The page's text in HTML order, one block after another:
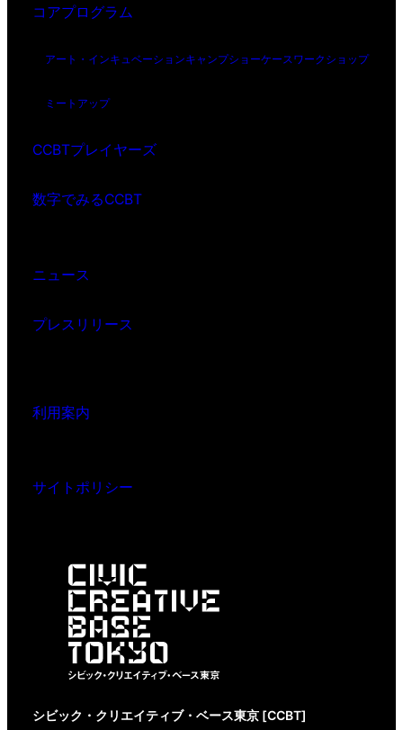
コアプログラム
アート・インキュベーションキャンプショーケースワークショップ
ミートアップ
CCBTプレイヤーズ
数字でみるCCBT
ニュース
プレスリリース
利用案内
サイトポリシー
シビック・クリエイティブ・ベース東京 [CCBT]